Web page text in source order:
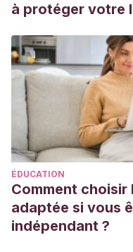
à protéger votre
ÉDUCATION
Comment
adaptée si vous
indépendant ?